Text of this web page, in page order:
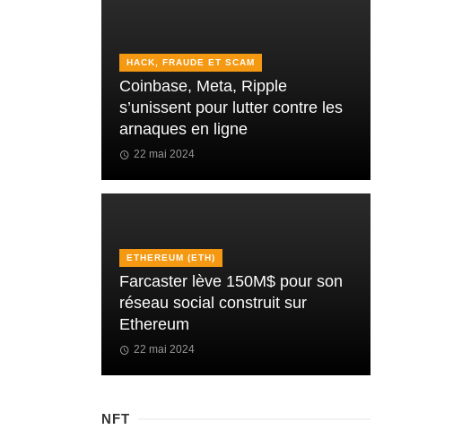
HACK, FRAUDE ET SCAM
Coinbase, Meta, Ripple
s’unissent pour lutter contre les
arnaques en ligne
22 mai 2024
ETHEREUM (ETH)
Farcaster lève 150M$ pour son
réseau social construit sur
Ethereum
22 mai 2024
NFT